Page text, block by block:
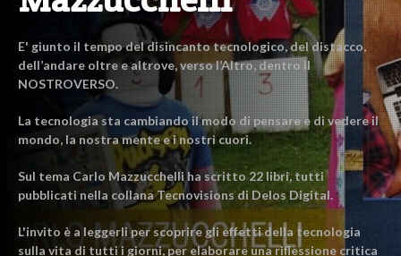
E' giunto il tempo del disincanto tecnologico, del distacco,
dell’andare oltre e altrove, verso l’Altro, dentro il
NOSTROVERSO.
La tecnologia sta cambiando il modo di pensare e di vedere il
mondo, la nostra mente e i nostri cuori.
Sul tema Carlo Mazzucchelli ha scritto 22 libri, tutti
pubblicati nella collana Tecnovisions di Delos Digital.
L'invito è a leggerli per scoprire gli effetti della tecnologia
sulla vita di tutti i giorni, per elaborare una riflessione critica